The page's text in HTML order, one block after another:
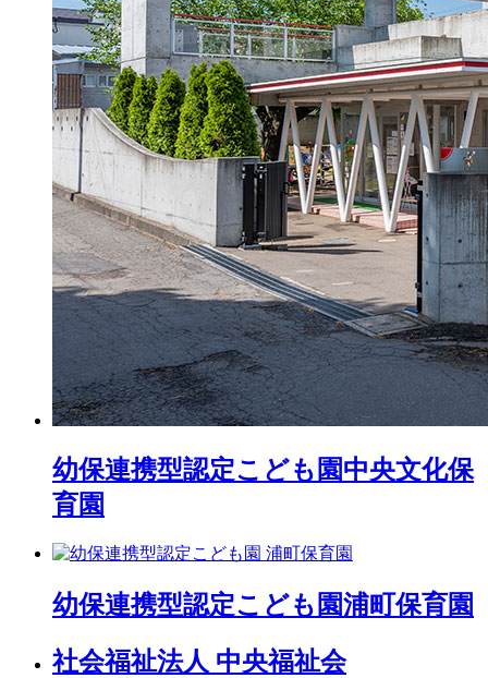
幼保連携型認定こども園中央文化保
育園
幼保連携型認定こども園浦町保育園
社会福祉法人 中央福祉会